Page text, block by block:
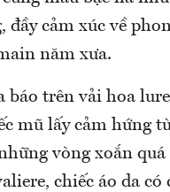
đầy cảm xúc về
năm xưa.
báo trên vải hoa
mũ lấy cảm hứng
vòng xoắn
chiếc áo da có